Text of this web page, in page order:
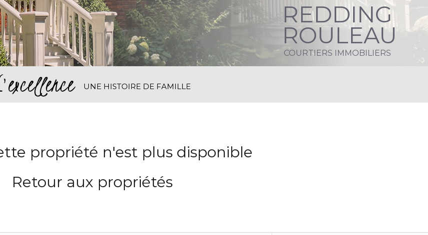
REDDING
ROULEAU
COURTIERS IMMOBILIERS
UNE HISTOIRE DE FAMILLE
propriété n'est plus disponible
Retour aux propriétés